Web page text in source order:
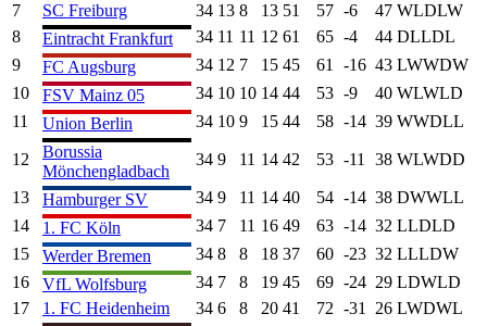
7
SC Freiburg 34 13 8 13 51 57 -6 47 WLDLW
8
Eintracht Frankfurt 34 11 11 12 61 65 -4 44 DLLDL
9
FC Augsburg 34 12 7 15 45 61 -16 43 LWWDW
10
FSV Mainz 05 34 10 10 14 44 53 -9 40 WLWLD
11
Union Berlin 34 10 9 15 44 58 -14 39 WWDLL
12
Borussia
Mönchengladbach
34 9 11 14 42 53 -11 38 WLWDD
13 Hamburger SV 34 9 11 14 40 54 -14 38 DWWLL
14
1. FC Köln 34 7 11 16 49 63 -14 32 LLDLD
15
Werder Bremen 34 8 8 18 37 60 -23 32 LLLDW
16
VfL Wolfsburg 34 7 8 19 45 69 -24 29 LDWLD
17
1. FC Heidenheim 34 6 8 20 41 72 -31 26 LWDWL